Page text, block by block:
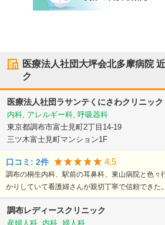
医療法人社団大坪会北多摩病院
ク
医療法人社団ラサンテくにさわクリニック
内科, アレルギー科, 呼吸器科
東京都調布市富士見町2丁目14-19
三ツ木富士見町マンション1F
口コミ: 2件 4.5
調布の桐生内科、駅前の耳鼻科、東山病院と色々
かりしていて看護婦さんが親切丁寧で信頼できた
調布レディースクリニック
産婦人科, 内科, 婦人科